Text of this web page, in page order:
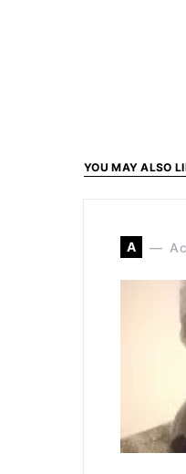
YOU MAY ALSO
A